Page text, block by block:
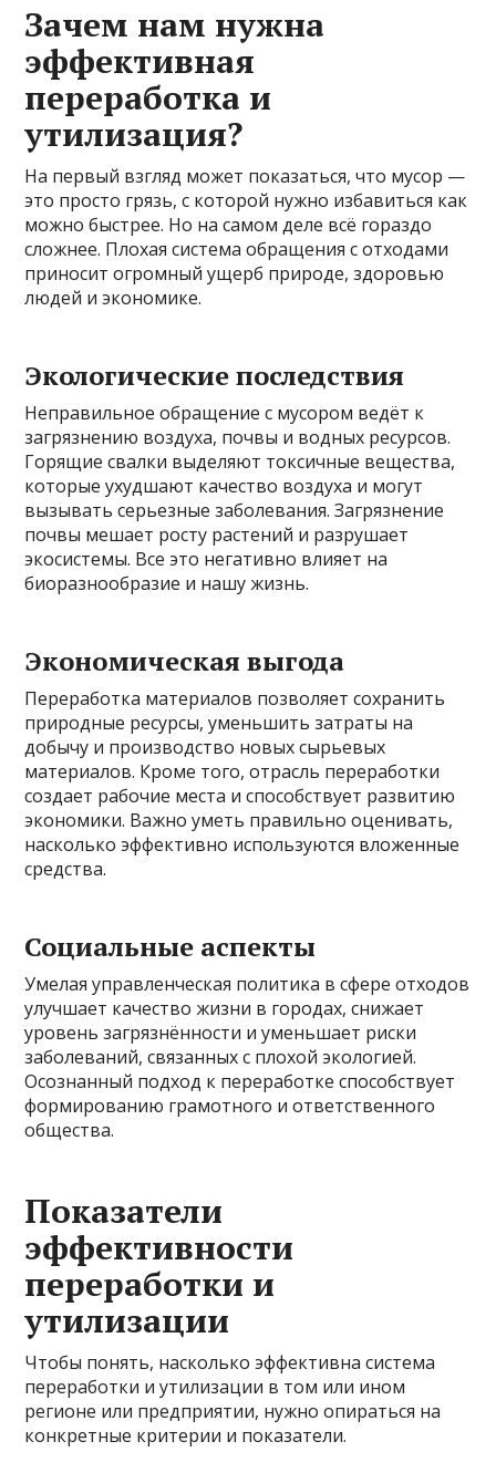
Зачем нам нужна
эффективная
переработка и
утилизация?
На первый взгляд может показаться, что мусор —
это просто грязь, с которой нужно избавиться как
можно быстрее. Но на самом деле всё гораздо
сложнее. Плохая система обращения с отходами
приносит огромный ущерб природе, здоровью
людей и экономике.
Экологические последствия
Неправильное обращение с мусором ведёт к
загрязнению воздуха, почвы и водных ресурсов.
Горящие свалки выделяют токсичные вещества,
которые ухудшают качество воздуха и могут
вызывать серьезные заболевания. Загрязнение
почвы мешает росту растений и разрушает
экосистемы. Все это негативно влияет на
биоразнообразие и нашу жизнь.
Экономическая выгода
Переработка материалов позволяет сохранить
природные ресурсы, уменьшить затраты на
добычу и производство новых сырьевых
материалов. Кроме того, отрасль переработки
создает рабочие места и способствует развитию
экономики. Важно уметь правильно оценивать,
насколько эффективно используются вложенные
средства.
Социальные аспекты
Умелая управленческая политика в сфере отходов
улучшает качество жизни в городах, снижает
уровень загрязнённости и уменьшает риски
заболеваний, связанных с плохой экологией.
Осознанный подход к переработке способствует
формированию грамотного и ответственного
общества.
Показатели
эффективности
переработки и
утилизации
Чтобы понять, насколько эффективна система
переработки и утилизации в том или ином
регионе или предприятии, нужно опираться на
конкретные критерии и показатели.